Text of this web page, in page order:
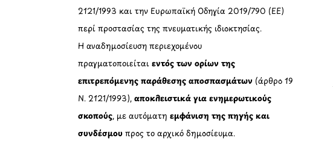
2121/1993 και την Ευρωπαϊκή Οδηγία 2019/790 (ΕΕ)
περί προστασίας της πνευματικής ιδιοκτησίας.
Η αναδημοσίευση περιεχομένου
πραγματοποιείταιεντός των ορίων της
επιτρεπόμενης παράθεσης αποσπασμάτων (άρθρο 19
Ν. 2121/1993), αποκλειστικά για ενημερωτικούς
σκοπούς, με αυτόματηεμφάνιση της πηγής και
συνδέσμου προς το αρχικό δημοσίευμα.